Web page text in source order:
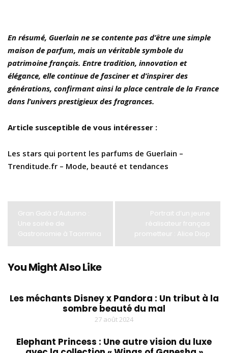
En résumé, Guerlain ne se contente pas d’être une simple
maison de parfum, mais un véritable symbole du
patrimoine français. Entre tradition, innovation et
élégance, elle continue de fasciner et d’inspirer des
générations, confirmant ainsi la place centrale de la France
dans l’univers prestigieux des fragrances.
Article susceptible de vous intéresser :
Les stars qui portent les parfums de Guerlain –
Trenditude.fr – Mode, beauté et tendances
Gran Galà d’Autunno :
Une soirée de
Gastronomie à Taormina
Portrait d’un jeune
réalisateur français
prometteur : Alice Diop
You Might Also Like
Les méchants Disney x Pandora : Un tribut à la
sombre beauté du mal
27 août 2024
Elephant Princess : Une autre vision du luxe